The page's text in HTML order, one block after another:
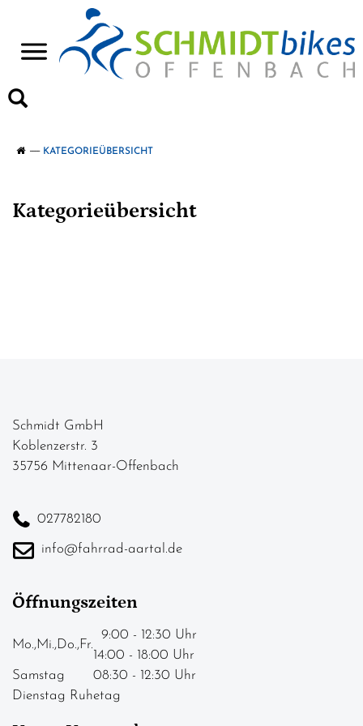
KATEGORIEÜBERSICHT
Kategorieübersicht
Schmidt GmbH
Koblenzerstr. 3
35756 Mittenaar-Offenbach
027782180
info@fahrrad-aartal.de
Öffnungszeiten
Mo.,Mi.,Do.,Fr.
9:00 - 12:30 Uhr
14:00 - 18:00 Uhr
Samstag
08:30 - 12:30 Uhr
Dienstag Ruhetag